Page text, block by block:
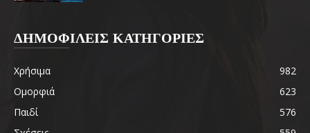
ΔΗΜΟΦΙΛΕΙΣ ΚΑΤΗΓΟΡΙΕΣ
Χρήσιμα
982
Ομορφιά
623
Παιδί
576